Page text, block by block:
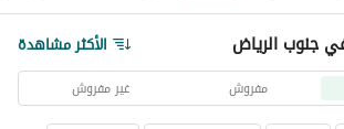
الأكثر مشاهدة
مفروش غير مفروش